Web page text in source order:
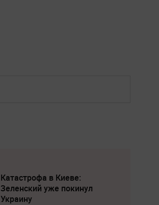
Катастрофа в Киеве:
Зеленский уже покинул
Украину